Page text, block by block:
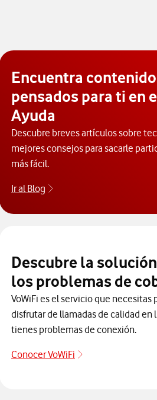
Encuentra
pensados para ti en
Ayuda
Descubre breves artículos sobre
mejores consejos para sacarle
más fácil.
Ir al Blog
Descubre el blog de
Descubre la
los problemas de
VoWiFi es el servicio que necesitas
disfrutar de llamadas de calidad en
tienes problemas de conexión.
Conocer VoWiFi
Descubre la